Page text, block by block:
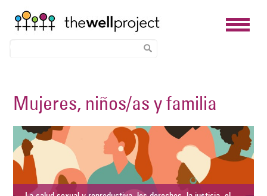
main
Mujeres, niños/as y familia